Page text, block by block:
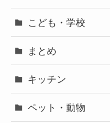
こども・学校
まとめ
キッチン
ペット・動物